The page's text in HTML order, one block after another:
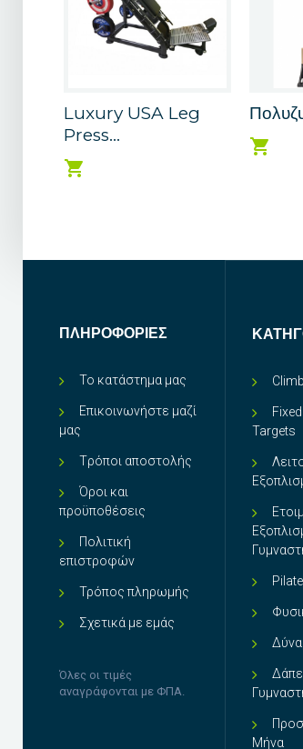
Luxury USA Leg
Press...
ΠΛΗΡΟΦΟΡΊΕΣ
Το κατάστημα μας
Επικοινωνήστε μαζί
μας
Tρόποι αποστολής
Όροι και
προϋποθέσεις
Πολιτική
επιστροφών
Τρόπος πληρωμής
Σχετικά με εμάς
Όλες οι τιμές
αναγράφονται με ΦΠΑ.
Targets
Μήνα